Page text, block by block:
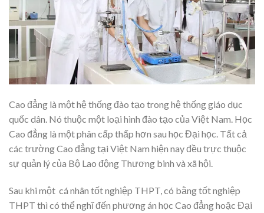
Cao đẳng là một hệ thống đào tạo trong hệ thống giáo dục
quốc dân. Nó thuộc một loại hình đào tạo của Việt Nam. Học
Cao đẳng là một phân cấp thấp hơn sau học Đại học. Tất cả
các trường Cao đẳng tại Việt Nam hiện nay đều trực thuộc
sự quản lý của Bộ Lao động Thương binh và xã hội.
Sau khi một cá nhân tốt nghiệp THPT, có bằng tốt nghiệp
THPT thì có thể nghĩ đến phương án học Cao đẳng hoặc Đại